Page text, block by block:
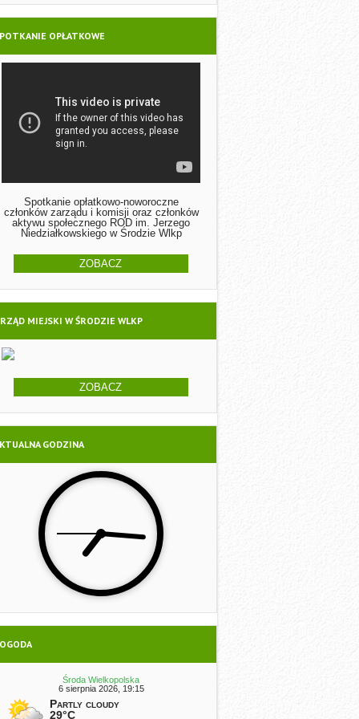
OPŁATKOWE
Spotkanie opłatkowo-noworoczne
członków zarządu i komisji oraz członków
aktywu społecznego ROD im. Jerzego
Niedziałkowskiego w Środzie Wlkp
ZOBACZ
MIEJSKI W ŚRODZIE WLKP
ZOBACZ
GODZINA
Środa Wielkopolska
6 sierpnia 2026, 19:15
Partly cloudy
29°C